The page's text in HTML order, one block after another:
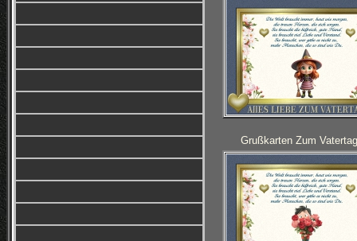
Grußkarten Zum